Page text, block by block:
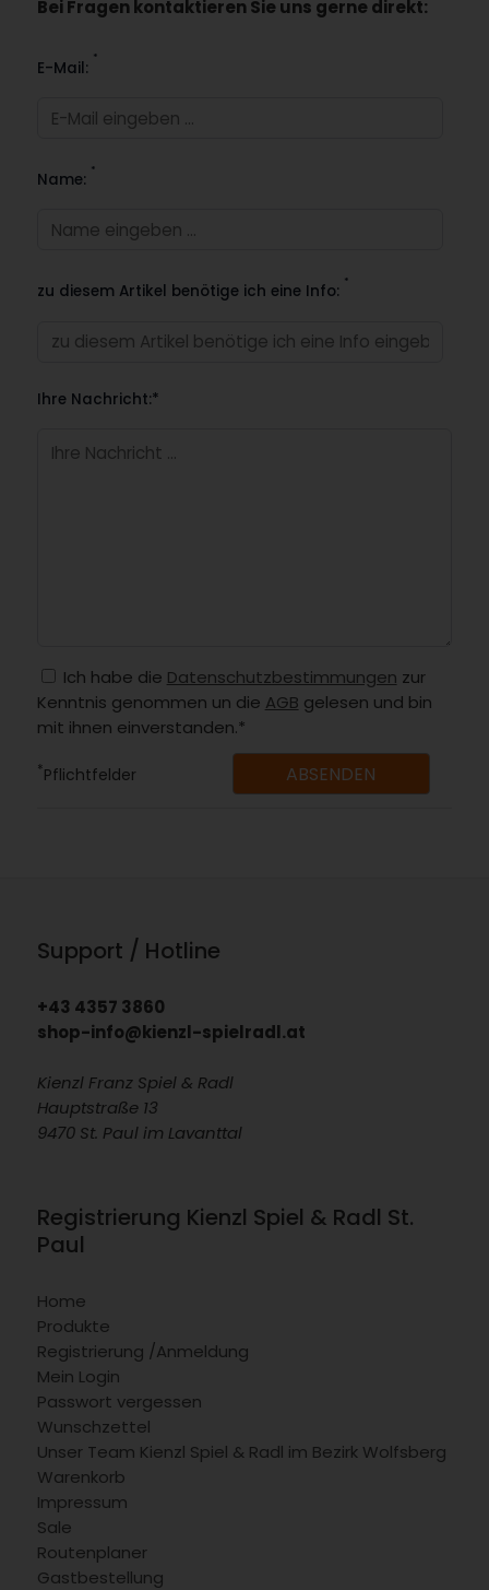
Bei Fragen kontaktieren Sie uns gerne direkt:
E-Mail: *
Name: *
zu diesem Artikel benötige ich eine Info: *
Ihre Nachricht:*
Ich habe die Datenschutzbestimmungen zur
Kenntnis genommen un die AGB gelesen und bin
mit ihnen einverstanden.*
*Pflichtfelder
Support / Hotline
+43 4357 3860
shop-info@kienzl-spielradl.at
Kienzl Franz Spiel & Radl
Hauptstraße 13
9470 St. Paul im Lavanttal
Registrierung Kienzl Spiel & Radl St.
Paul
Home
Produkte
Registrierung /Anmeldung
Mein Login
Passwort vergessen
Wunschzettel
Unser Team Kienzl Spiel & Radl im Bezirk Wolfsberg
Warenkorb
Impressum
Sale
Routenplaner
Gastbestellung